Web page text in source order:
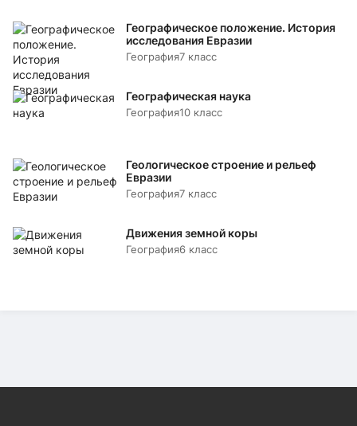
Географическое положение. История
исследования Евразии
География7 класс
Географическая наука
География10 класс
Геологическое строение и рельеф
Евразии
География7 класс
Движения земной коры
География6 класс